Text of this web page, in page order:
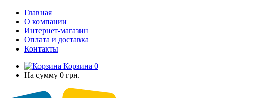
Главная
О компании
Интернет-магазин
Оплата и доставка
Контакты
Корзина 0
На сумму 0 грн.